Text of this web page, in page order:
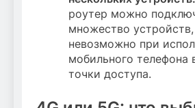
роутер можно
множество устройств,
невозможно при
мобильного телефона
точки доступа.